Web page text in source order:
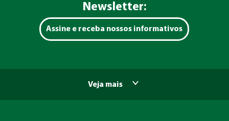
Newsletter:
Assine e receba nossos informativos
Veja mais